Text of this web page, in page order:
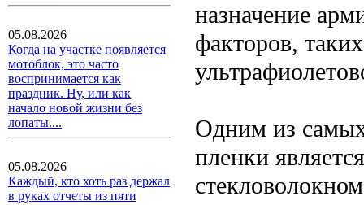
05.08.2026
Когда на участке появляется
мотоблок, это часто
воспринимается как
праздник. Ну, или как
начало новой жизни без
лопаты....
05.08.2026
Каждый, кто хоть раз держал
в руках отчеты из пяти
назначение
факторов,
Одним из
пленки